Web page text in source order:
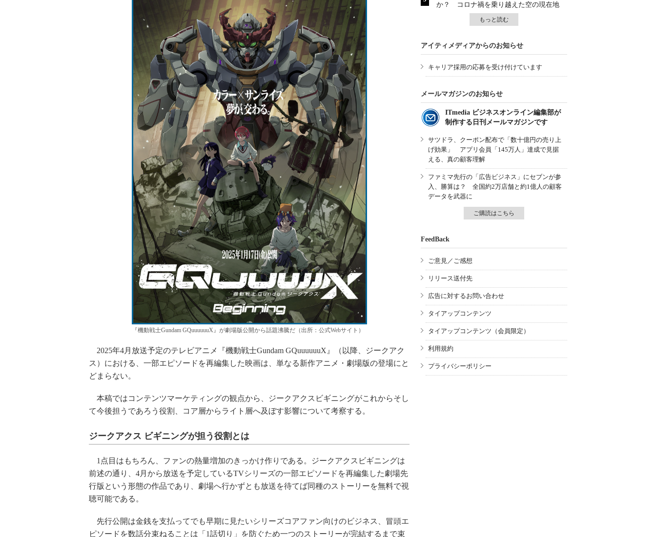
『機動戦士Gundam GQuuuuuuX』が劇場版公開から話題沸騰だ（出所：公式Webサイト）
2025年4月放送予定のテレビアニメ『機動戦士Gundam GQuuuuuuX』（以降、ジークアク
ス）における、一部エピソードを再編集した映画は、単なる新作アニメ・劇場版の登場にと
どまらない。
本稿ではコンテンツマーケティングの観点から、ジークアクスビギニングがこれからそし
て今後担うであろう役割、コア層からライト層へ及ぼす影響について考察する。
ジークアクス ビギニングが担う役割とは
1点目はもちろん、ファンの熱量増加のきっかけ作りである。ジークアクスビギニングは
前述の通り、4月から放送を予定しているTVシリーズの一部エピソードを再編集した劇場先
行版という形態の作品であり、劇場へ行かずとも放送を待てば同種のストーリーを無料で視
聴可能である。
先行公開は金銭を支払ってでも早期に見たいシリーズコアファン向けのビジネス、冒頭エ
ピソードを数話分束ねることは「1話切り」を防ぐため一つのストーリーが完結するまで束
か？ コロナ禍を乗り越えた空の現在地
もっと読む
アイティメディアからのお知らせ
キャリア採用の応募を受け付けています
メールマガジンのお知らせ
ITmedia ビジネスオンライン編集部が
制作する日刊メールマガジンです
サツドラ、クーポン配布で「数十億円の売り上
げ効果」 アプリ会員「145万人」達成で見据
える、真の顧客理解
ファミマ先行の「広告ビジネス」にセブンが参
入、勝算は？ 全国約2万店舗と約1億人の顧客
データを武器に
ご購読はこちら
FeedBack
ご意見／ご感想
リリース送付先
広告に対するお問い合わせ
タイアップコンテンツ
タイアップコンテンツ（会員限定）
利用規約
プライバシーポリシー